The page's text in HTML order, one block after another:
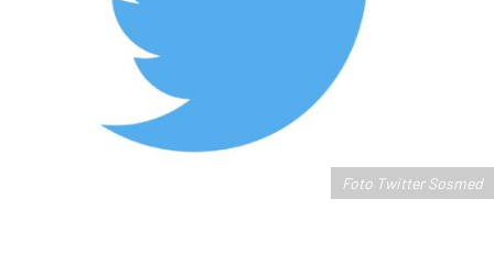
Foto Twitter Sosmed